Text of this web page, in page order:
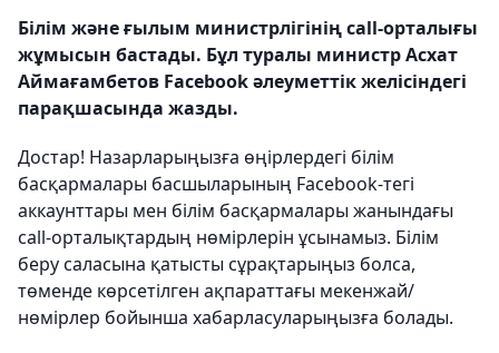
Білім және ғылым министрлігінің call-орталығы
жұмысын бастады. Бұл туралы министр Асхат
Аймағамбетов Facebook әлеуметтік желісіндегі
парақшасында жазды.
Достар! Назарларыңызға өңірлердегі білім
басқармалары басшыларының Facebook-тегі
аккаунттары мен білім басқармалары жанындағы
call-орталықтардың нөмірлерін ұсынамыз. Білім
беру саласына қатысты сұрақтарыңыз болса,
төменде көрсетілген ақпараттағы мекенжай/
нөмірлер бойынша хабарласуларыңызға болады.